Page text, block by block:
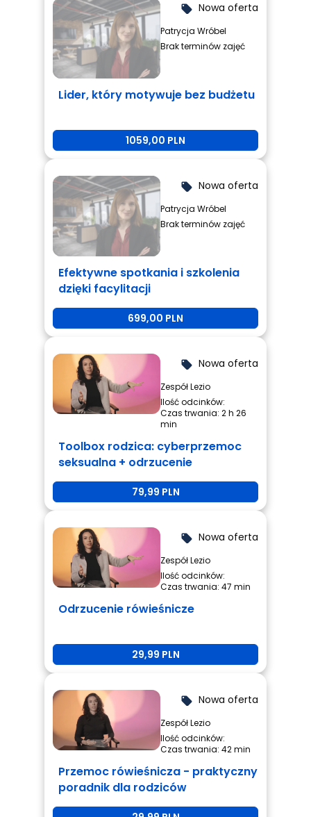
local_offer Nowa oferta
Patrycja Wróbel
Brak terminów zajęć
Lider, który motywuje bez budżetu
1059,00 PLN
local_offer Nowa oferta
Patrycja Wróbel
Brak terminów zajęć
Efektywne spotkania i szkolenia
dzięki facylitacji
699,00 PLN
local_offer Nowa oferta
Zespół Lezio
Ilość odcinków:
Czas trwania: 2 h 26
min
Toolbox rodzica: cyberprzemoc
seksualna + odrzucenie
rówieśnicze + przemoc
79,99 PLN
local_offer Nowa oferta
Zespół Lezio
Ilość odcinków:
Czas trwania: 47 min
Odrzucenie rówieśnicze
29,99 PLN
local_offer Nowa oferta
Zespół Lezio
Ilość odcinków:
Czas trwania: 42 min
Przemoc rówieśnicza - praktyczny
poradnik dla rodziców